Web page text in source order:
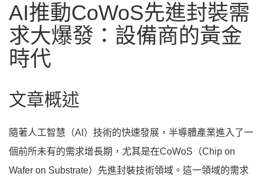
AI推動CoWoS先進封裝需
求大爆發：設備商的黃金
時代
文章概述
隨著人工智慧（AI）技術的快速發展，半導體產業進入了一
個前所未有的需求增長期，尤其是在CoWoS（Chip on
Wafer on Substrate）先進封裝技術領域。這一領域的需求